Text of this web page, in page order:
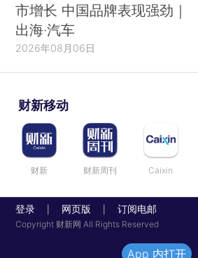
市增长 中国品牌表现强劲｜
出海·汽车
2026年08月06日
财新移动
财新 财新周刊 Caixin
登录 网页版 订阅电邮
Copyright 财新网 All Rights Reserved
App 内打开